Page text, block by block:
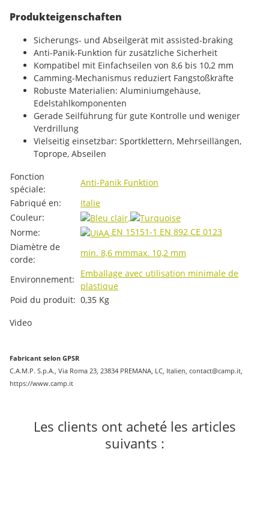
Produkteigenschaften
Sicherungs- und Abseilgerät mit assisted-braking
Anti-Panik-Funktion für zusätzliche Sicherheit
Kompatibel mit Einfachseilen von 8,6 bis 10,2 mm
Camming-Mechanismus reduziert Fangstoßkräfte
Robuste Materialien: Aluminiumgehäuse,
Edelstahlkomponenten
Gerade Seilführung für gute Kontrolle und weniger
Verdrillung
Vielseitig einsetzbar: Sportklettern, Mehrseillängen,
Toprope, Abseilen
#productDetails.itemInformation#
#productDetails.itemValue#
Fonction
spéciale:
Anti-Panik Funktion
Fabriqué en:
Italie
Couleur:
Norme:
EN 15151-1 EN 892 CE 0123
Diamètre de
corde:
min. 8,6 mmmax. 10,2 mm
Environnement:
Emballage avec utilisation minimale de
plastique
Poid du produit: 0,35 Kg
Video
Fabricant selon GPSR
C.A.M.P. S.p.A., Via Roma 23, 23834 PREMANA, LC, Italien, contact@camp.it,
https://www.camp.it
Les clients ont acheté les articles
suivants :